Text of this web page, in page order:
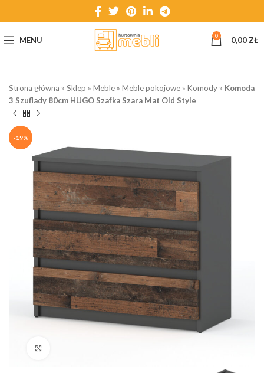
MENU 0 0,00 ZŁ
Strona główna » Sklep » Meble » Meble pokojowe » Komody » Komoda
3 Szuflady 80cm HUGO Szafka Szara Mat Old Style
-19%